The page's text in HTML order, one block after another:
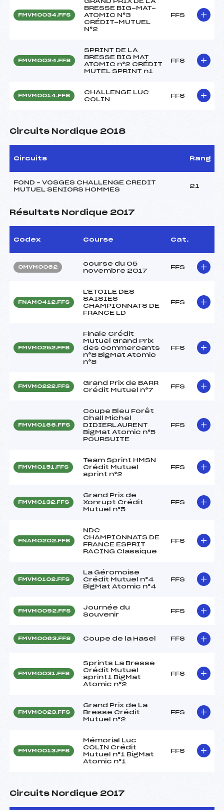
FMVM0034.FFS
BRESSE BIG-MAT-
ATOMIC N°3
CRÉDIT-MUTUEL
N°2
FFS
FMVM0024.FFS
SPRINT DE LA
BRESSE BIG MAT
ATOMIC n°2 CRÉDIT
MUTEL SPRINT n1
FFS
FMVM0014.FFS
CHALLENGE LUC
COLIN
FFS
Circuits Nordique 2018
Circuits Rang
FOND – VOSGES CHALLENGE CREDIT
MUTUEL SENIORS HOMMES
21
Résultats Nordique 2017
Codex Course Cat.
OMVM0062
course du 05
novembre 2017
FFS
FNAM0412.FFS
L'ETOILE DES
SAISIES
CHAMPIONNATS DE
FRANCE LD
FFS
FMVM0252.FFS
Finale Crédit
Mutuel Grand Prix
des commercants
n°8 BigMat Atomic
n°8
FFS
FMVM0222.FFS
Grand Prix de BARR
Crédit Mutuel n°7
FFS
FMVM0166.FFS
Coupe Bleu Forêt
Chall Michel
DIDIERLAURENT
BigMat Atomic n°5
POURSUITE
FFS
FMVM0151.FFS
Team Sprint HMSN
Crédit Mutuel
sprint n°2
FFS
FMVM0132.FFS
Grand Prix de
Xonrupt Crédit
Mutuel n°5
FFS
FNAM0202.FFS
NDC
CHAMPIONNATS DE
FRANCE ESPRIT
RACING Classique
FFS
FMVM0102.FFS
La Géromoise
Crédit Mutuel n°4
BigMat Atomic n°4
FFS
FMVM0092.FFS
Journée du
Souvenir
FFS
FMVM0063.FFS Coupe de la Hasel FFS
FMVM0031.FFS
Sprints La Bresse
Crédit Mutuel
sprint1 BigMat
Atomic n°2
FFS
FMVM0023.FFS
Grand Prix de La
Bresse Crédit
Mutuel n°2
FFS
FMVM0013.FFS
Mémorial Luc
COLIN Crédit
Mutuel n°1 BigMat
Atomic n°1
FFS
Circuits Nordique 2017